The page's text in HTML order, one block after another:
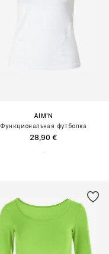
AIM'N
Функциональная футболка
28,90 €